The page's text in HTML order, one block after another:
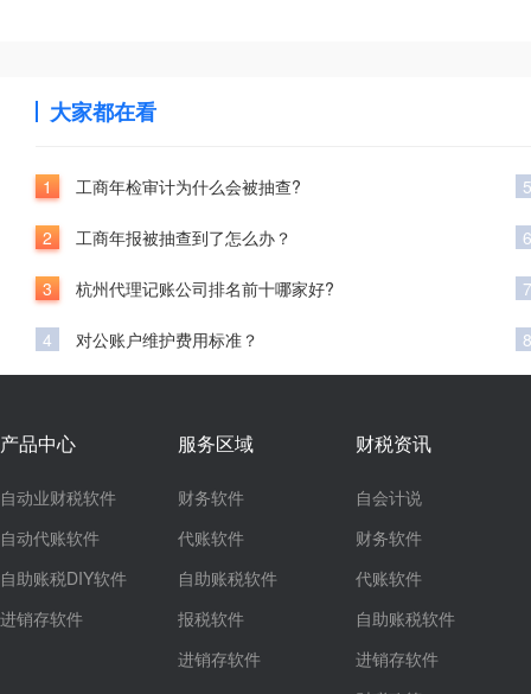
大家都在看
1 工商年检审计为什么会被抽查?
2 工商年报被抽查到了怎么办？
3 杭州代理记账公司排名前十哪家好?
4 对公账户维护费用标准？
5
6
7
8
产品中心
自动业财税软件
自动代账软件
自助账税DIY软件
进销存软件
服务区域
财务软件
代账软件
自助账税软件
报税软件
进销存软件
财税资讯
自会计说
财务软件
代账软件
自助账税软件
进销存软件